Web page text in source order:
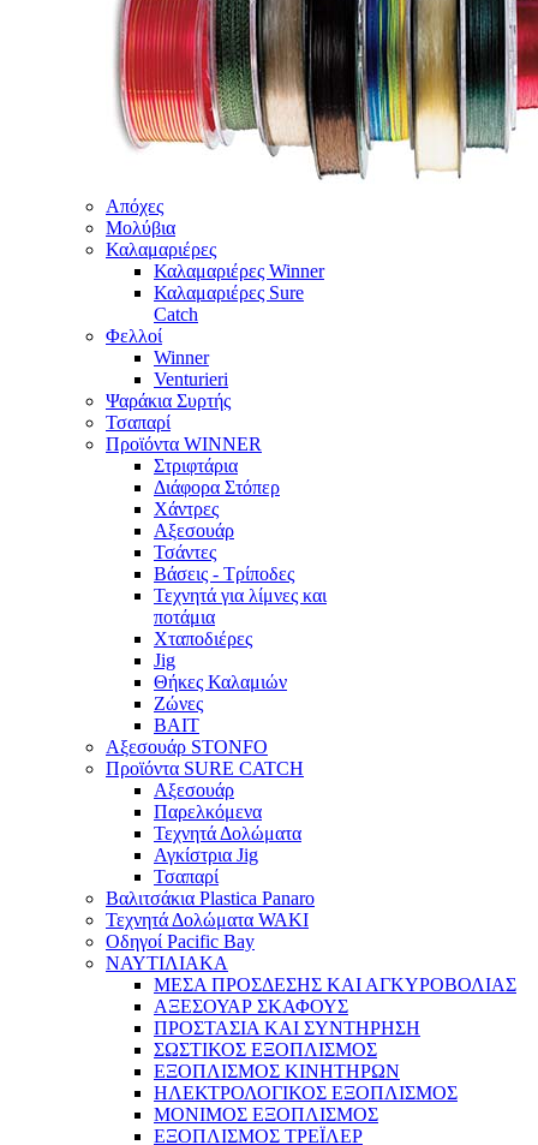
Απόχες
Μολύβια
Καλαμαριέρες
Καλαμαριέρες Winner
Καλαμαριέρες Sure
Catch
Φελλοί
Winner
Venturieri
Ψαράκια Συρτής
Τσαπαρί
Προϊόντα WINNER
Στριφτάρια
Διάφορα Στόπερ
Χάντρες
Αξεσουάρ
Τσάντες
Βάσεις - Τρίποδες
Τεχνητά για λίμνες και
ποτάμια
Χταποδιέρες
Jig
Θήκες Καλαμιών
Ζώνες
BAIT
Αξεσουάρ STONFO
Προϊόντα SURE CATCH
Αξεσουάρ
Παρελκόμενα
Τεχνητά Δολώματα
Αγκίστρια Jig
Τσαπαρί
Βαλιτσάκια Plastica Panaro
Τεχνητά Δολώματα WAKI
Οδηγοί Pacific Bay
ΝΑΥΤΙΛΙΑΚΑ
ΜΕΣΑ ΠΡΟΣΔΕΣΗΣ ΚΑΙ ΑΓΚΥΡΟΒΟΛΙΑΣ
ΑΞΕΣΟΥΑΡ ΣΚΑΦΟΥΣ
ΠΡΟΣΤΑΣΙΑ ΚΑΙ ΣΥΝΤΗΡΗΣΗ
ΣΩΣΤΙΚΟΣ ΕΞΟΠΛΙΣΜΟΣ
ΕΞΟΠΛΙΣΜΟΣ ΚΙΝΗΤΗΡΩΝ
ΗΛΕΚΤΡΟΛΟΓΙΚΟΣ ΕΞΟΠΛΙΣΜΟΣ
ΜΟΝΙΜΟΣ ΕΞΟΠΛΙΣΜΟΣ
ΕΞΟΠΛΙΣΜΟΣ ΤΡΕΪΛΕΡ